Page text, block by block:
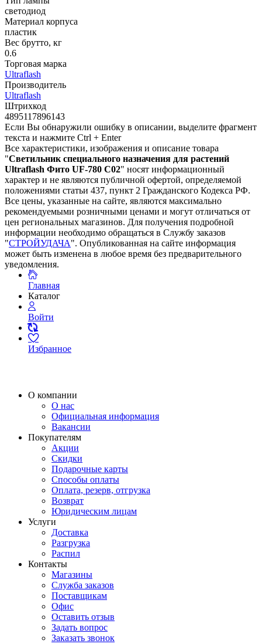
светодиод
Материал корпуса
пластик
Вес брутто, кг
0.6
Торговая марка
Ultraflash
Производитель
Ultraflash
Штрихкод
4895117896143
Если Вы обнаружили ошибку в описании, выделите фрагмент
текста и нажмите Ctrl + Enter
Все характеристики, изображения и описание товара
"Светильник специального назначения для растений
Ultraflash Фито UF-780 C02" носят информационный
характер и не являются публичной офертой, определяемой
положениями статьи 437, пункт 2 Гражданского Кодекса РФ.
Все цены, указанные на сайте, являются максимально
рекомендуемыми розничными ценами и могут отличаться от
цен региональных магазинов. Для получения подробной
информации необходимо обращаться в Службу заказов
"СТРОЙУДАЧА". Опубликованная на сайте информация
может быть изменена в любое время без предварительного
уведомления.
Главная
Каталог
Войти
Избранное
О компании
О нас
Официальная информация
Вакансии
Покупателям
Акции
Скидки
Подарочные карты
Способы оплаты
Оплата, резерв, отгрузка
Возврат
Юридическим лицам
Услуги
Доставка
Разгрузка
Распил
Контакты
Магазины
Служба заказов
Поставщикам
Офис
Оставить отзыв
Задать вопрос
Заказать звонок